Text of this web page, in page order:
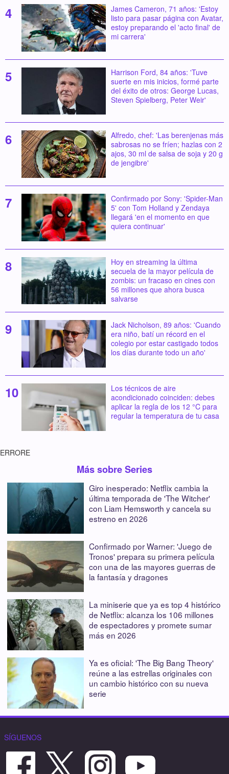
James Cameron, 71 años: 'Estoy
listo para pasar página con Avatar,
estoy preparando el 'acto final' de
mi carrera'
Harrison Ford, 84 años: 'Tuve
suerte en mis inicios, formé parte
del éxito de otros: George Lucas,
Steven Spielberg, Peter Weir'
Alfredo, chef: 'Las berenjenas más
sabrosas no se fríen; hazlas con 2
ajos, 30 ml de salsa de soja y 20 g
de jengibre'
Confirmado por Sony: 'Spider-Man
5' con Tom Holland y Zendaya
llegará 'en el momento en que
quiera continuar'
Hoy en streaming la última
secuela de la mayor película de
zombis: un fracaso en cines con
56 millones que ahora busca
salvarse
Jack Nicholson, 89 años: 'Cuando
era niño, batí un récord en el
colegio por estar castigado todos
los días durante todo un año'
Los técnicos de aire
acondicionado coinciden: debes
aplicar la regla de los 12 °C para
regular la temperatura de tu casa
ERRORE
Más sobre Series
Giro inesperado: Netflix cambia la
última temporada de 'The Witcher'
con Liam Hemsworth y cancela su
estreno en 2026
Confirmado por Warner: 'Juego de
Tronos' prepara su primera película
con una de las mayores guerras de
la fantasía y dragones
La miniserie que ya es top 4 histórico
de Netflix: alcanza los 106 millones
de espectadores y promete sumar
más en 2026
Ya es oficial: 'The Big Bang Theory'
reúne a las estrellas originales con
un cambio histórico con su nueva
serie
SÍGUENOS